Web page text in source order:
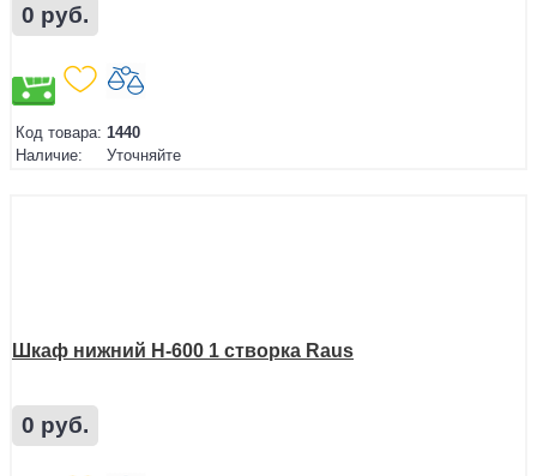
0 руб.
Код товара: 1440
Наличие:
Уточняйте
Шкаф нижний Н-600 1 створка Raus
0 руб.